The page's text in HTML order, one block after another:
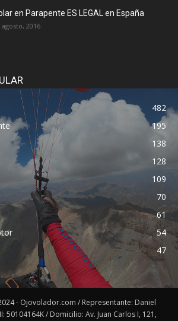
en Parapente ES LEGAL en España
agosto, 2016
482
195
138
128
109
70
61
54
47
- Ojovolador.com / Representante: Daniel
50104164K / Domicilio: Av. Juan Carlos I, 121,